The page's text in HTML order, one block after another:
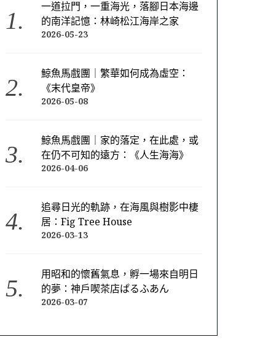
一道拉門，一重海光，落腳日本海邊
的南洋記憶：林崎松江海岸之家
2026-05-23
鯨魚馬戲團｜繁華如何成為虛空：
《末代皇帝》
2026-05-08
鯨魚馬戲團｜家的落定，在此處，或
在仍不可知的遠方：《人生海海》
2026-04-06
追尋日光的軌跡，在海風與樹影中棲
居：Fig Tree House
2026-03-13
用昭和的懷舊氣息，孵一場來自明日
的夢：神戶喫茶店ぱるふあん
2026-03-07